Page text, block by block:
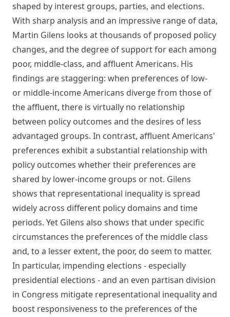
shaped by interest groups, parties, and elections.
With sharp analysis and an impressive range of data,
Martin Gilens looks at thousands of proposed policy
changes, and the degree of support for each among
poor, middle-class, and affluent Americans. His
findings are staggering: when preferences of low-
or middle-income Americans diverge from those of
the affluent, there is virtually no relationship
between policy outcomes and the desires of less
advantaged groups. In contrast, affluent Americans'
preferences exhibit a substantial relationship with
policy outcomes whether their preferences are
shared by lower-income groups or not. Gilens
shows that representational inequality is spread
widely across different policy domains and time
periods. Yet Gilens also shows that under specific
circumstances the preferences of the middle class
and, to a lesser extent, the poor, do seem to matter.
In particular, impending elections - especially
presidential elections - and an even partisan division
in Congress mitigate representational inequality and
boost responsiveness to the preferences of the